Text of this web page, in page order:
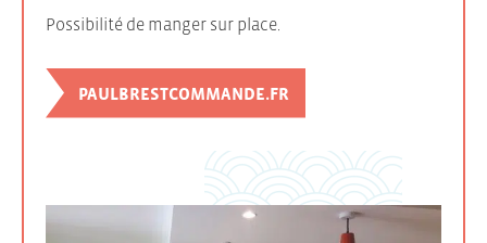
Possibilité de manger sur place.
PAULBRESTCOMMANDE.FR